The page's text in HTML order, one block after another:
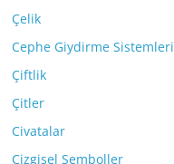
Çelik
Cephe Giydirme Sistemleri
Çiftlik
Çitler
Civatalar
Çizgisel Semboller